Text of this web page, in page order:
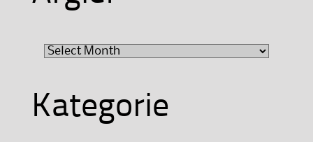
Kategorie